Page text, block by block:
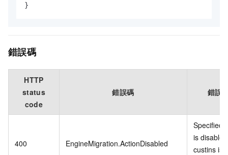
}
錯誤碼
HTTP
status
code
錯誤碼 錯誤
400 EngineMigration.ActionDisabled
Specified
is
custins is